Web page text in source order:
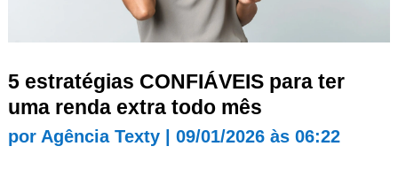
5 estratégias CONFIÁVEIS para ter
uma renda extra todo mês
por Agência Texty| 09/01/2026 às 06:22